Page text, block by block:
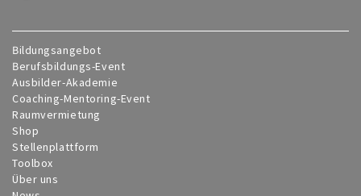
Bildungsangebot
Berufsbildungs-Event
Ausbilder-Akademie
Coaching-Mentoring-Event
Raumvermietung
Shop
Stellenplattform
Toolbox
Über uns